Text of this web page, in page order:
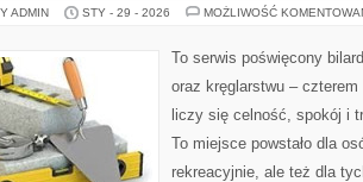
ADMIN STY - 29 - 2026 MOŻLIWOŚĆ
To serwis poświęcony
oraz kręglarstwu –
liczy się celność, spokój i
To miejsce powstało dla
rekreacyjnie, ale też dla